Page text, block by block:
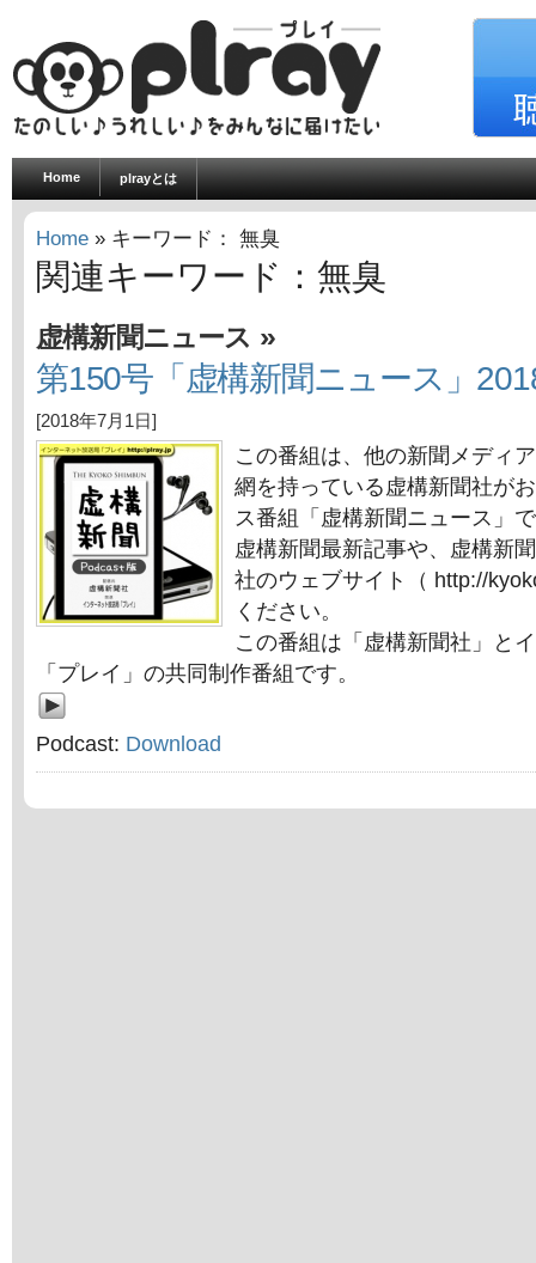
Home plrayとは
Home » キーワード： 無臭
関連キーワード：無臭
虚構新聞ニュース »
第150号「虚構新聞ニュース」
[2018年7月1日]
この番組は、他の新聞メディ
網を持っている虚構新聞社が
ス番組「虚構新聞ニュース」
虚構新聞最新記事や、虚構新
社のウェブサイト（ http://
ください。
この番組は「虚構新聞社」と
「プレイ」の共同制作番組です。
Podcast: Download